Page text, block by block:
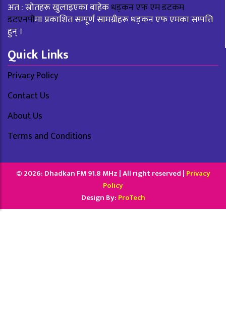
अत : स्रोतहरू खुलाइएका बाहेकधड्कन एफ एम डटकम
डटएनपीमा प्रकाशित सम्पूर्ण सामग्रीहरू धड्कन एफ एमका सम्पत्ति
हुन् ।
Quick Links
Privacy Policy
Contact Us
About Us
Terms and Conditions
© 2026: Dhadkan FM 91.8 MHz | All right reserved | Privacy
Policy
Design By: ProTech